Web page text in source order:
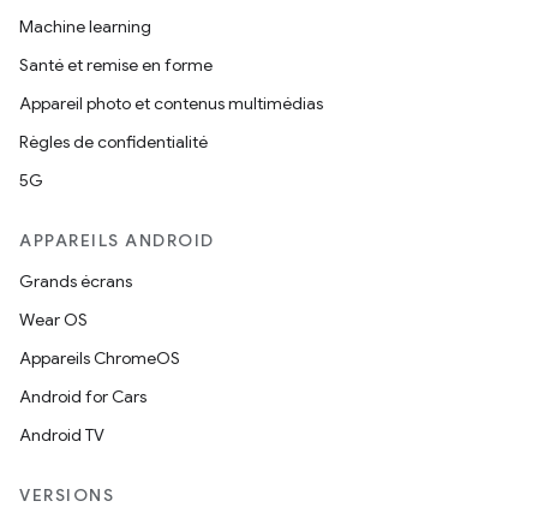
Machine learning
Santé et remise en forme
Appareil photo et contenus multimédias
Règles de confidentialité
5G
APPAREILS ANDROID
Grands écrans
Wear OS
Appareils ChromeOS
Android for Cars
Android TV
VERSIONS